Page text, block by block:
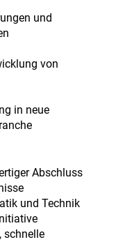
und
von
in neue
Abschluss
und Technik
schnelle